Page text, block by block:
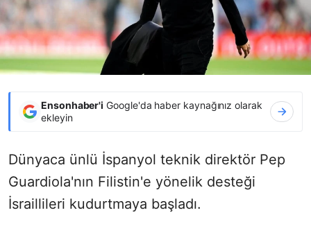
Ensonhaber'i Google'da haber kaynağınız olarak
ekleyin
Dünyaca ünlü İspanyol teknik direktör Pep
Guardiola'nın Filistin'e yönelik desteği
İsraillileri kudurtmaya başladı.